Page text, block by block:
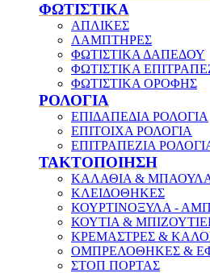
ΦΩΤΙΣΤΙΚΑ
ΑΠΛΙΚΕΣ
ΛΑΜΠΤΗΡΕΣ
ΦΩΤΙΣΤΙΚΑ ΔΑΠΕΔΟΥ
ΦΩΤΙΣΤΙΚΑ
ΦΩΤΙΣΤΙΚΑ ΟΡΟΦΗΣ
ΡΟΛΟΓΙΑ
ΕΠΙΔΑΠΕΔΙΑ ΡΟΛΟΓΙΑ
ΕΠΙΤΟΙΧΑ ΡΟΛΟΓΙΑ
ΕΠΙΤΡΑΠΕΖΙΑ
ΤΑΚΤΟΠΟΙΗΣΗ
ΚΑΛΑΘΙΑ &
ΚΛΕΙΔΟΘΗΚΕΣ
ΚΟΥΡΤΙΝΟΞΥΛΑ -
ΚΟΥΤΙΑ &
ΚΡΕΜΑΣΤΡΕΣ &
ΟΜΠΡΕΛΟΘΗΚΕΣ &
ΣΤΟΠ ΠΟΡΤΑΣ